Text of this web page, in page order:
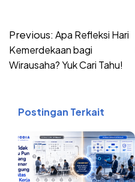
navigation
Previous:Apa Refleksi Hari
Kemerdekaan bagi
Wirausaha? Yuk Cari Tahu!
Postingan Terkait